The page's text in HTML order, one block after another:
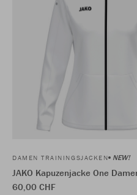
DAMEN TRAININGSJACKEN NEW!
JAKO Kapuzenjacke One
60,00 CHF